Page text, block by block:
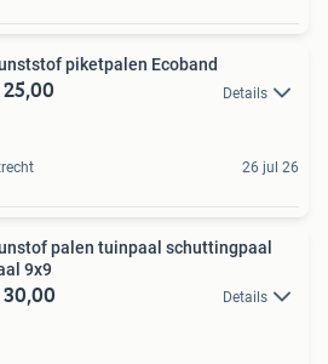
piketpalen Ecoband
Details
26 jul 26
palen tuinpaal schuttingpaal
9x9
Details